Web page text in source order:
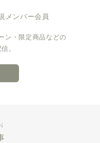
メンバー会員
ン・限定商品などの
。